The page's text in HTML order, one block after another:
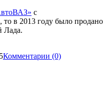
с
в 2013 году было продано
Лада.
Комментарии (0)